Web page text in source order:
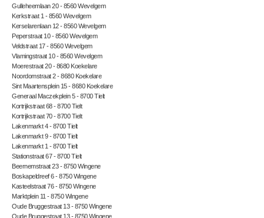
Gulleheemlaan 20 - 8560 Wevelgem
Kerkstraat 1 - 8560 Wevelgem
Kerselarenlaan 12 - 8560 Wevelgem
Peperstraat 10 - 8560 Wevelgem
Veldstraat 17 - 8560 Wevelgem
Vlamingstraat 10 - 8560 Wevelgem
Moerestraat 20 - 8680 Koekelare
Noordomstraat 2 - 8680 Koekelare
Sint Maartensplein 15 - 8680 Koekelare
Generaal Maczekplein 5 - 8700 Tielt
Kortrijkstraat 68 - 8700 Tielt
Kortrijkstraat 70 - 8700 Tielt
Lakenmarkt 4 - 8700 Tielt
Lakenmarkt 9 - 8700 Tielt
Lakenmarkt 1 - 8700 Tielt
Stationstraat 67 - 8700 Tielt
Beernemstraat 23 - 8750 Wingene
Boskapeldreef 6 - 8750 Wingene
Kasteelstraat 76 - 8750 Wingene
Marktplein 11 - 8750 Wingene
Oude Bruggestraat 13 - 8750 Wingene
Oude Bruggestraat 13 - 8750 Wingene